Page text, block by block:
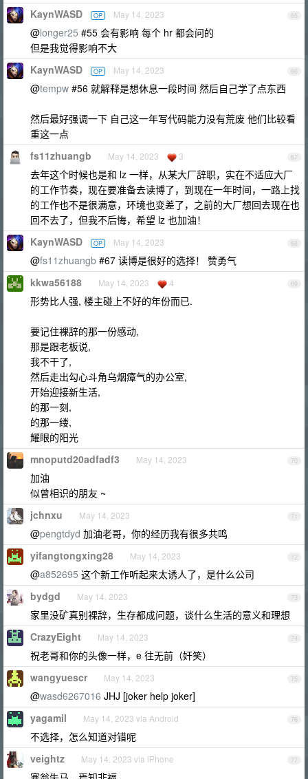
65
KaynWASD OP May 14, 2023
@longer25 #55 会有影响 每个 hr 都会问的
但是我觉得影响不大
66
KaynWASD OP May 14, 2023
@tempw #56 就解释是想休息一段时间 然后自己学了点东西
然后最好强调一下 自己这一年写代码能力没有荒废 他们比较看
重这一点
67
fs11zhuangb May 14, 2023 3
去年这个时候也是和 lz 一样，从某大厂辞职，实在不适应大厂
的工作节奏，现在要准备去读博了，到现在一年时间，一路上找
的工作也不是很满意，环境也变差了，之前的大厂想回去现在也
回不去了，但我不后悔，希望 lz 也加油！
68
KaynWASD OP May 14, 2023
@fs11zhuangb #67 读博是很好的选择！ 赞勇气
69
kkwa56188 May 14, 2023 4
形势比人强, 楼主碰上不好的年份而已.
要记住裸辞的那一份感动,
那是跟老板说,
我不干了,
然后走出勾心斗角乌烟瘴气的办公室,
开始迎接新生活,
的那一刻,
的那一缕,
耀眼的阳光
70
mnoputd20adfadf3 May 14, 2023
加油
似曾相识的朋友 ~
71
jchnxu May 14, 2023
@pengtdyd 加油老哥，你的经历我有很多共鸣
72
yifangtongxing28 May 14, 2023
@a852695 这个新工作听起来太诱人了，是什么公司
73
bydgd May 14, 2023
家里没矿真别裸辞，生存都成问题，谈什么生活的意义和理想
74
CrazyEight May 14, 2023
祝老哥和你的头像一样，e 往无前（奸笑）
75
wangyuescr May 14, 2023
@wasd6267016 JHJ [joker help joker]
76
yagamil May 14, 2023 via Android
不选择，怎么知道对错呢
77
veightz May 14, 2023 via iPhone